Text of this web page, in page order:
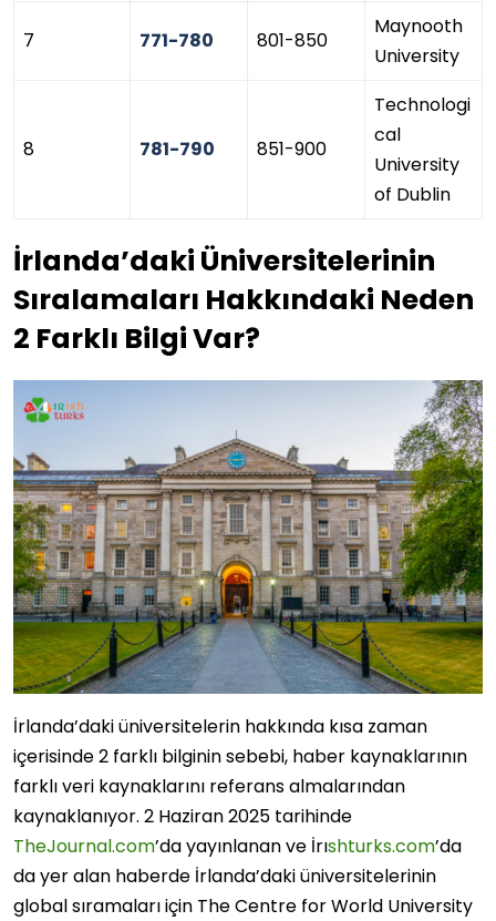
7 771-780 801-850
Maynooth
University
8 781-790 851-900
Technologi
cal
University
of Dublin
İrlanda’daki Üniversitelerinin
Sıralamaları Hakkındaki Neden
2 Farklı Bilgi Var?
İrlanda’daki üniversitelerin hakkında kısa zaman
içerisinde 2 farklı bilginin sebebi, haber kaynaklarının
farklı veri kaynaklarını referans almalarından
kaynaklanıyor. 2 Haziran 2025 tarihinde
TheJournal.com’da yayınlanan ve İrıshturks.com’da
da yer alan haberde İrlanda’daki üniversitelerinin
global sıramaları için The Centre for World University